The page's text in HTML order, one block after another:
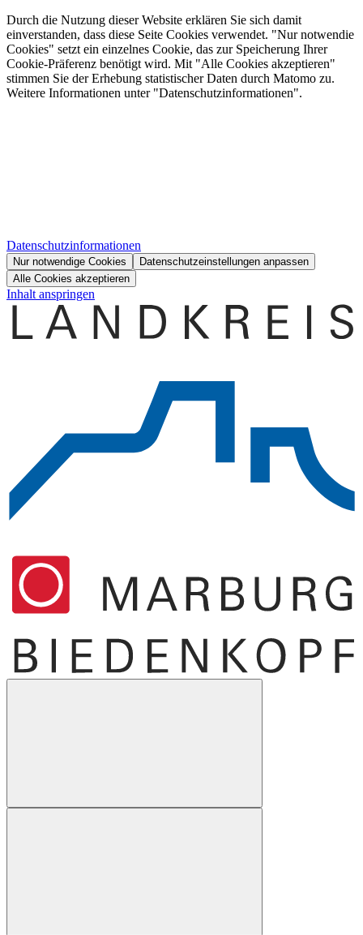
Durch die Nutzung dieser Website erklären Sie sich damit
einverstanden, dass diese Seite Cookies verwendet. "Nur notwendie
Cookies" setzt ein einzelnes Cookie, das zur Speicherung Ihrer
Cookie-Präferenz benötigt wird. Mit "Alle Cookies akzeptieren"
stimmen Sie der Erhebung statistischer Daten durch Matomo zu.
Weitere Informationen unter "Datenschutzinformationen".
Datenschutzinformationen
Nur notwendige Cookies
Datenschutzeinstellungen anpassen
Alle Cookies akzeptieren
Inhalt anspringen